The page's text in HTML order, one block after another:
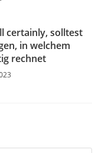
certainly, solltest
in welchem
rechnet